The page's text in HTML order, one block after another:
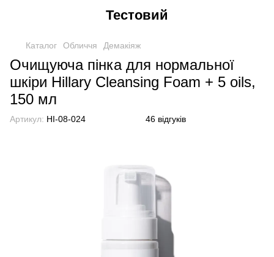
Тестовий
Каталог Обличчя Демакіяж
Очищуюча пінка для нормальної
шкіри Hillary Cleansing Foam + 5 oils,
150 мл
Артикул: HI-08-024 46 відгуків